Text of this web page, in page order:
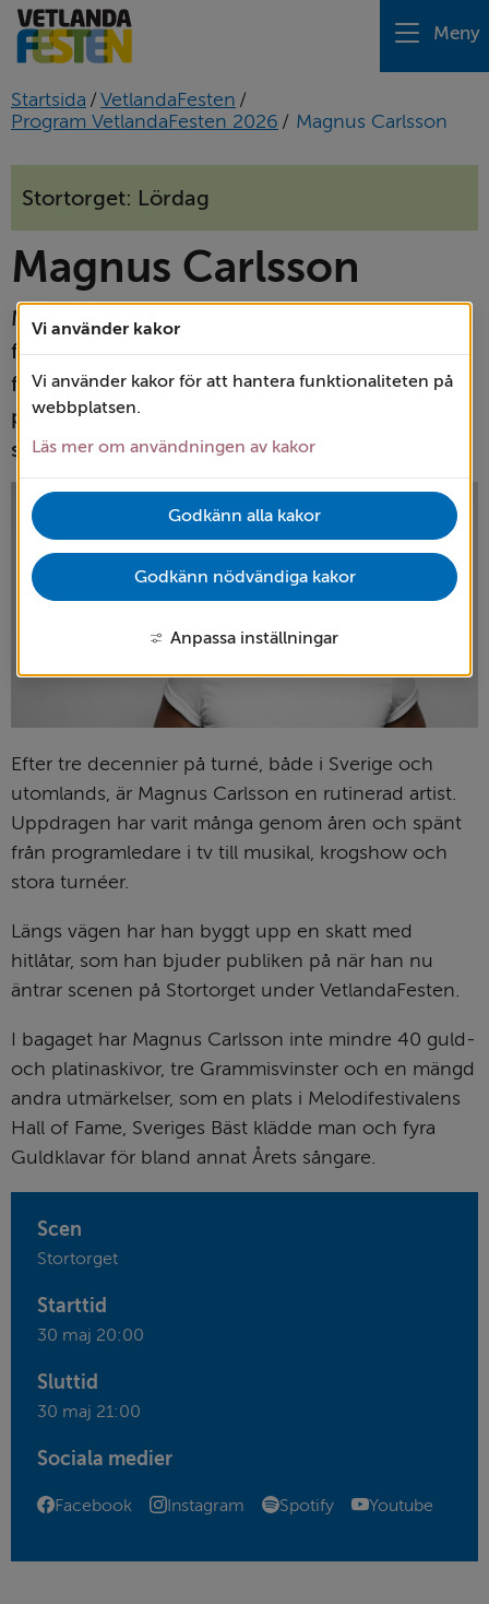
Meny
Startsida / VetlandaFesten /
Program VetlandaFesten 2026 / Magnus Carlsson
Stortorget: Lördag
Magnus Carlsson
Magnus Carlsson startade sin bana som
framgångsrik frontfigur i bandet Barbados,
fortsatte vidare till en internationell karriär i
popgruppen Alcazar och är numera en hyllad
soloartist.
Efter tre decennier på turné, både i Sverige och
utomlands, är Magnus Carlsson en rutinerad artist.
Uppdragen har varit många genom åren och spänt
från programledare i tv till musikal, krogshow och
stora turnéer.
Längs vägen har han byggt upp en skatt med
hitlåtar, som han bjuder publiken på när han nu
äntrar scenen på Stortorget under VetlandaFesten.
I bagaget har Magnus Carlsson inte mindre 40 guld-
och platinaskivor, tre Grammisvinster och en mängd
andra utmärkelser, som en plats i Melodifestivalens
Hall of Fame, Sveriges Bäst klädde man och fyra
Guldklavar för bland annat Årets sångare.
Scen
Stortorget
Starttid
30 maj 20:00
Sluttid
30 maj 21:00
Sociala medier
Facebook
Länk till annan webbplats
Instagram
Länk till annan webbplats
Spotify
Länk till annan webbplats
Youtube
Länk till annan
Vi använder kakor
Vi använder kakor för att hantera funktionaliteten på
webbplatsen.
Läs mer om användningen av kakor
Godkänn alla kakor
Godkänn nödvändiga kakor
Anpassa inställningar